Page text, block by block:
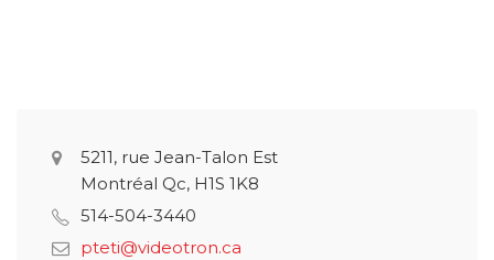
5211, rue Jean-Talon Est
Montréal Qc, H1S 1K8
514-504-3440
pteti@videotron.ca